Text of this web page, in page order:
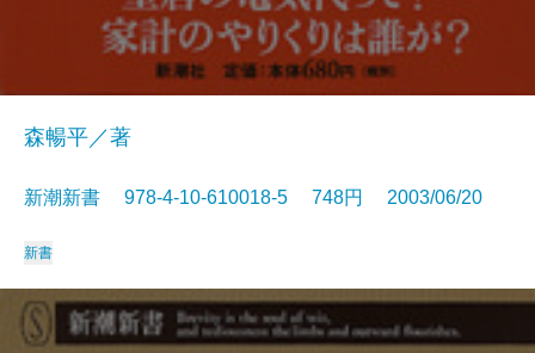
森暢平／著
新潮新書 978-4-10-610018-5 748円 2003/06/20
新書